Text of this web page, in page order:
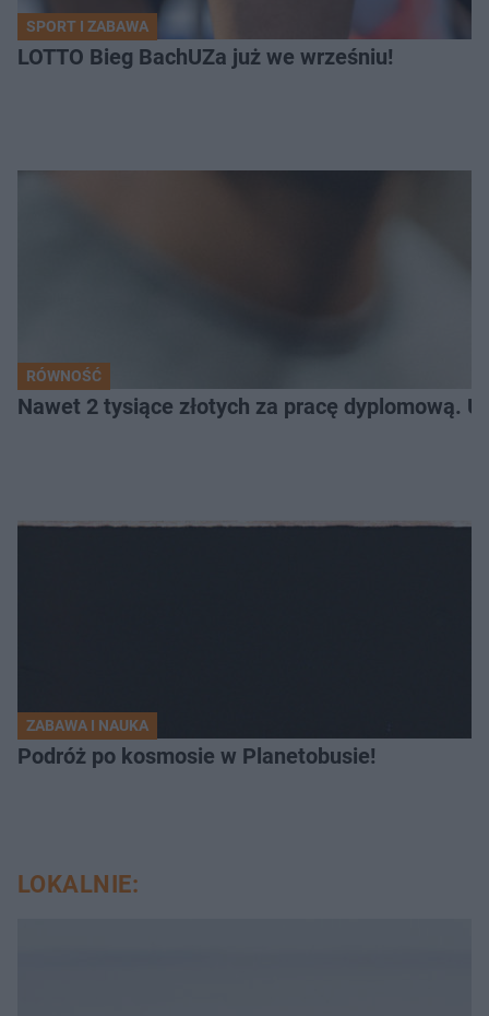
SPORT I ZABAWA
LOTTO Bieg BachUZa już we wrześniu!
RÓWNOŚĆ
Nawet 2 tysiące złotych za pracę dyplomową.
ZABAWA I NAUKA
Podróż po kosmosie w Planetobusie!
LOKALNIE: